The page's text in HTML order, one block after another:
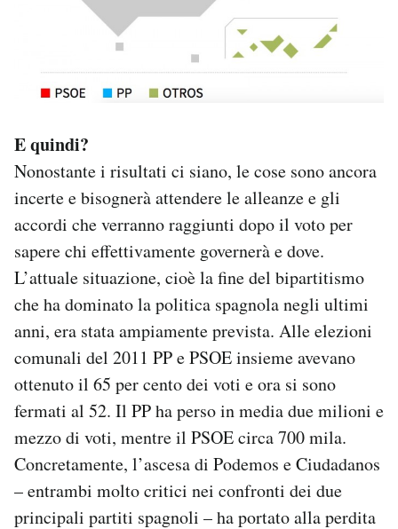
E quindi?
Nonostante i risultati ci siano, le cose sono ancora
incerte e bisognerà attendere le alleanze e gli
accordi che verranno raggiunti dopo il voto per
sapere chi effettivamente governerà e dove.
L’attuale situazione, cioè la fine del bipartitismo
che ha dominato la politica spagnola negli ultimi
anni, era stata ampiamente prevista. Alle elezioni
comunali del 2011 PP e PSOE insieme avevano
ottenuto il 65 per cento dei voti e ora si sono
fermati al 52. Il PP ha perso in media due milioni e
mezzo di voti, mentre il PSOE circa 700 mila.
Concretamente, l’ascesa di Podemos e Ciudadanos
– entrambi molto critici nei confronti dei due
principali partiti spagnoli – ha portato alla perdita